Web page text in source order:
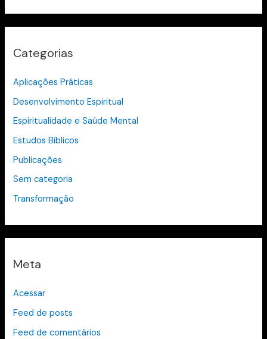
Categorias
Aplicações Práticas
Desenvolvimento Espiritual
Espiritualidade e Saúde Mental
Estudos Bíblicos
Publicações
Sem categoria
Transformação
Meta
Acessar
Feed de posts
Feed de comentários